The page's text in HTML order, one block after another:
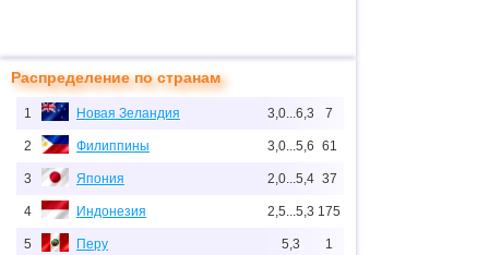
Распределение по странам
1 Новая Зеландия 3,0...6,3 7
2 Филиппины 3,0...5,6 61
3 Япония 2,0...5,4 37
4 Индонезия 2,5...5,3 175
5 Перу 5,3 1